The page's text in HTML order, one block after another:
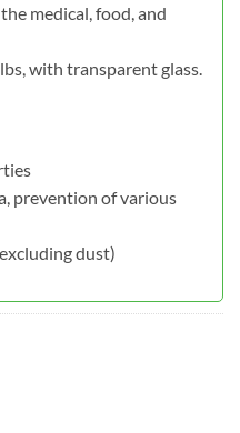
medical, food, and
with transparent glass.
prevention of various
dust)